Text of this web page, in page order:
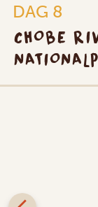
DAG 8
CHOBE